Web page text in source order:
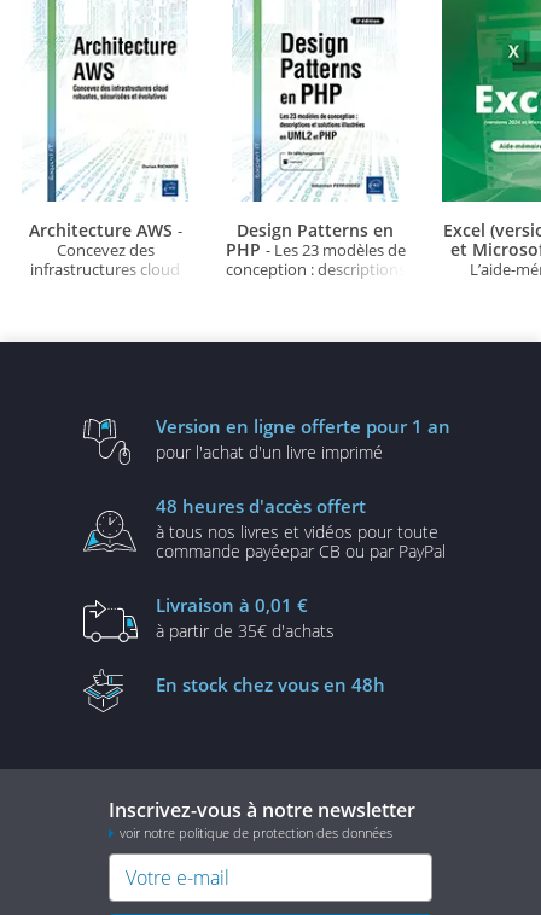
Architecture AWS -
Concevez des
infrastructures cloud
Design Patterns en
PHP - Les 23 modèles de
conception : descriptions
Excel
et
L’aide-
Version en ligne offerte pour 1 an
pour l'achat d'un livre imprimé
48 heures d'accès offert
à tous nos livres et vidéos pour toute
commande payéepar CB ou par PayPal
Livraison à 0,01 €
à partir de 35€ d'achats
En stock chez vous en 48h
Inscrivez-vous à notre newsletter
voir notre politique de protection des données